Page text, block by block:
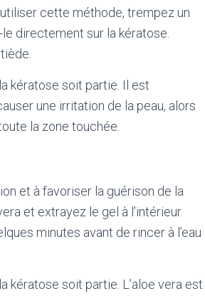
cette méthode, trempez un
directement sur la kératose.
kératose soit partie. Il est
une irritation de la peau, alors
la zone touchée.
et à favoriser la guérison de la
et extrayez le gel à l’intérieur.
minutes avant de rincer à l’eau
kératose soit partie. L’aloe vera est